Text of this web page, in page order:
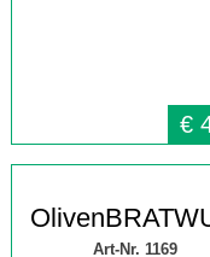
€
Art-Nr. 1169